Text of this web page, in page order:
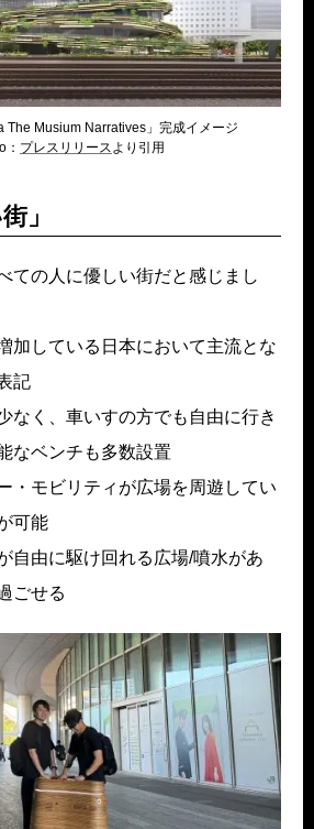
The Musium Narratives」完成イメージ
： プレスリリース より引用
」
ての人に優しい街だと感じまし
加している日本において主流とな
記
なく、車いすの方でも自由に行き
なベンチも多数設置
・モビリティが広場を周遊してい
可能
自由に駆け回れる広場/噴水があ
ごせる